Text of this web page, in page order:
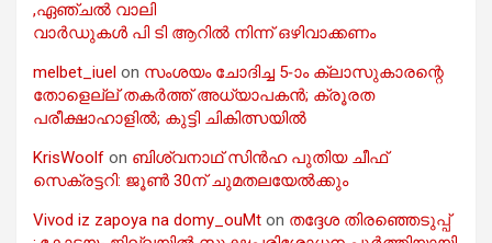
,ഏഞ്ചൽ വാലി
വാർഡുകൾ പി ടി ആറിൽ നിന്ന് ഒഴിവാക്കണം
melbet_iuel on സംശയം ചോദിച്ച 5-ാം ക്ലാസുകാരന്റെ
തോളെല്ല് തകർത്ത് അധ്യാപകൻ; ക്രൂരത
പരീക്ഷാഹാളിൽ; കുട്ടി ചികിത്സയിൽ
KrisWoolf on ബിശ്വനാഥ് സിൻഹ പുതിയ ചീഫ്
സെക്രട്ടറി: ജൂൺ 30ന് ചുമതലയേൽക്കും
Vivod iz zapoya na domy_ouMt on തദ്ദേശ തിരഞ്ഞെടുപ്പ്